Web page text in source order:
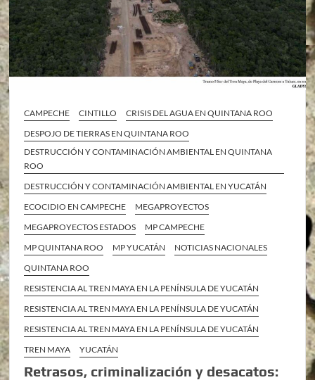
CAMPECHE CINTILLO
CRISIS DEL AGUA EN QUINTANA ROO
DESPOJO DE TIERRAS EN QUINTANA ROO
DESTRUCCIÓN Y CONTAMINACIÓN AMBIENTAL EN QUINTANA
ROO
DESTRUCCIÓN Y CONTAMINACIÓN AMBIENTAL EN YUCATÁN
ECOCIDIO EN CAMPECHE
MEGAPROYECTOS
MEGAPROYECTOS ESTADOS
MP CAMPECHE
MP QUINTANA ROO
MP YUCATÁN
NOTICIAS NACIONALES
QUINTANA ROO
RESISTENCIA AL TREN MAYA EN LA PENÍNSULA DE YUCATÁN
RESISTENCIA AL TREN MAYA EN LA PENÍNSULA DE YUCATÁN
RESISTENCIA AL TREN MAYA EN LA PENÍNSULA DE YUCATÁN
TREN MAYA
YUCATÁN
Retrasos, criminalización y desacatos: